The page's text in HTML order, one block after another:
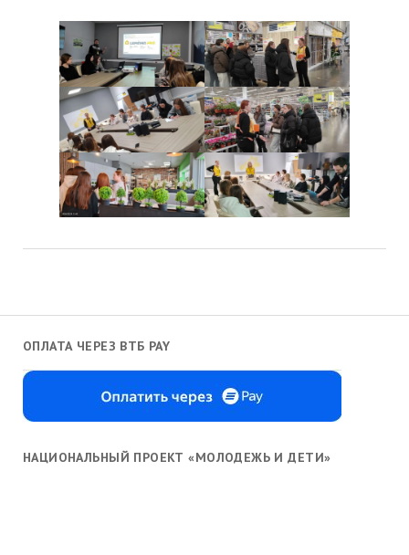
ОПЛАТА ЧЕРЕЗ ВТБ PAY
НАЦИОНАЛЬНЫЙ ПРОЕКТ «МОЛОДЕЖЬ И ДЕТИ»